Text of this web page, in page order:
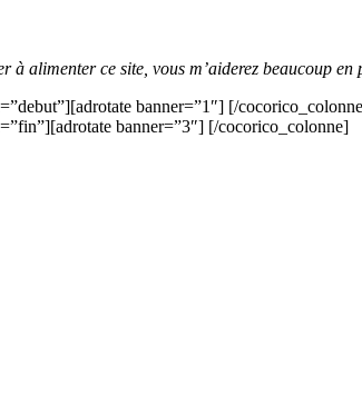
à alimenter ce site, vous m’aiderez beaucoup
banner=”1″] [/
banner=”3″] [/cocorico_colonne]